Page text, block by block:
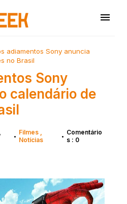
adiamentos Sony anuncia
no Brasil
Sony
calendário de
• Filmes
Notícias
• Comentário
s : 0